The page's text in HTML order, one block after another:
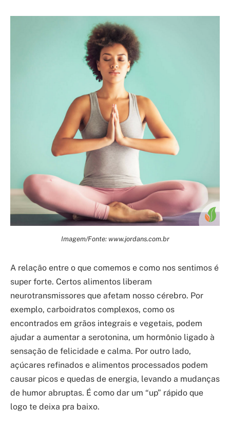
Imagem/Fonte: www.jordans.com.br
A relação entre o que comemos e como nos sentimos é
super forte. Certos alimentos liberam
neurotransmissores que afetam nosso cérebro. Por
exemplo, carboidratos complexos, como os
encontrados em grãos integrais e vegetais, podem
ajudar a aumentar a serotonina, um hormônio ligado à
sensação de felicidade e calma. Por outro lado,
açúcares refinados e alimentos processados podem
causar picos e quedas de energia, levando a mudanças
de humor abruptas. É como dar um “up” rápido que
logo te deixa pra baixo.